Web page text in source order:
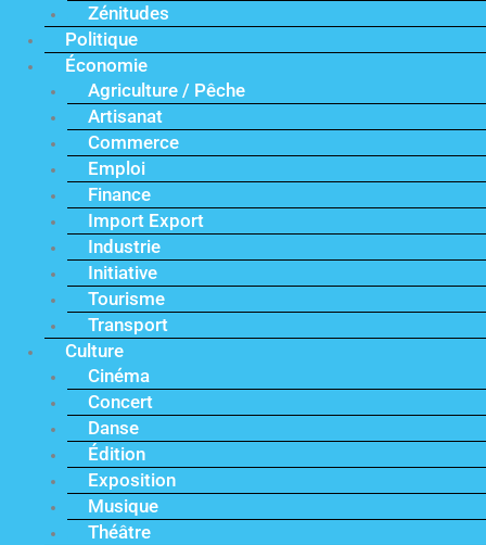
Zénitudes
Politique
Économie
Agriculture / Pêche
Artisanat
Commerce
Emploi
Finance
Import Export
Industrie
Initiative
Tourisme
Transport
Culture
Cinéma
Concert
Danse
Édition
Exposition
Musique
Théâtre